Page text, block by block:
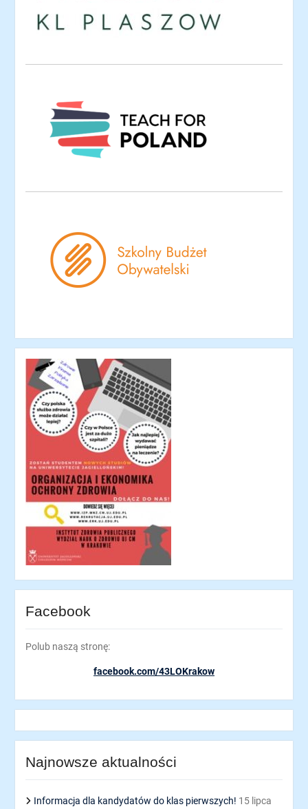
Facebook
Polub naszą stronę:
facebook.com/43LOKrakow
Najnowsze aktualności
Informacja dla kandydatów do klas pierwszych! 15 lipca